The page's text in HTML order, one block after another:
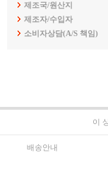
제조국/원산지
제조자/수입자
소비자상담(A/S 책임)
이
배송안내